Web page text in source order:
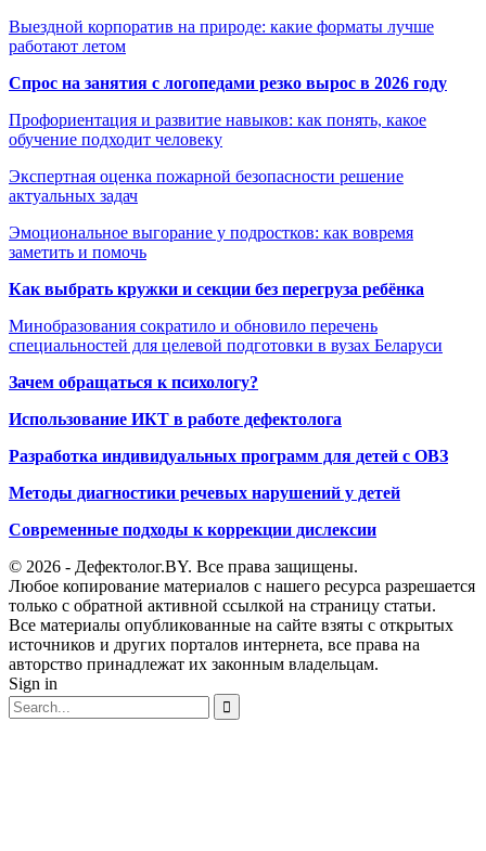
Выездной корпоратив на природе: какие форматы лучше
работают летом
Спрос на занятия с логопедами резко вырос в 2026 году
Профориентация и развитие навыков: как понять, какое
обучение подходит человеку
Экспертная оценка пожарной безопасности решение
актуальных задач
Эмоциональное выгорание у подростков: как вовремя
заметить и помочь
Как выбрать кружки и секции без перегруза ребёнка
Минобразования сократило и обновило перечень
специальностей для целевой подготовки в вузах Беларуси
Зачем обращаться к психологу?
Использование ИКТ в работе дефектолога
Разработка индивидуальных программ для детей с ОВЗ
Методы диагностики речевых нарушений у детей
Современные подходы к коррекции дислексии
© 2026 - Дефектолог.BY. Все права защищены.
Любое копирование материалов с нашего ресурса разрешается
только с обратной активной ссылкой на страницу статьи.
Все материалы опубликованные на сайте взяты с открытых
источников и других порталов интернета, все права на
авторство принадлежат их законным владельцам.
Sign in